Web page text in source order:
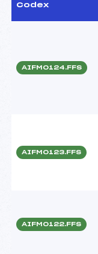
Codex
AIFM0124.FFS
AIFM0123.FFS
AIFM0122.FFS